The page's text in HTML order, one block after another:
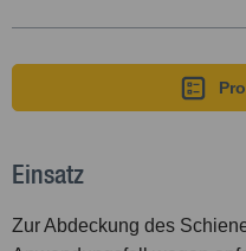
Einsatz
Zur Abdeckung des